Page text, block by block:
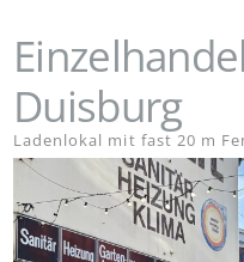
Duisburg
Ladenlokal mit fast 20 m